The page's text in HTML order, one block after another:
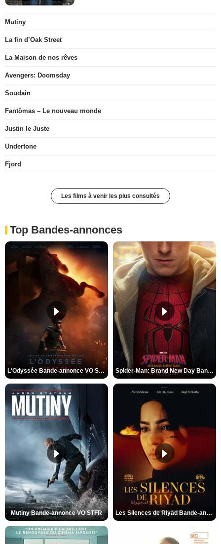
Mutiny
La fin d’Oak Street
La Maison de nos rêves
Avengers: Doomsday
Soudain
Fantômas – Le nouveau monde
Justin le Juste
Undertone
Fjord
Les films à venir les plus consultés
Top Bandes-annonces
L'Odyssée Bande-annonce VO STFR Spider-Man: Brand New Day Bande-annonce VO STFR
Mutiny Bande-annonce VO STFR Les Silences de Riyad Bande-annonce VO STFR